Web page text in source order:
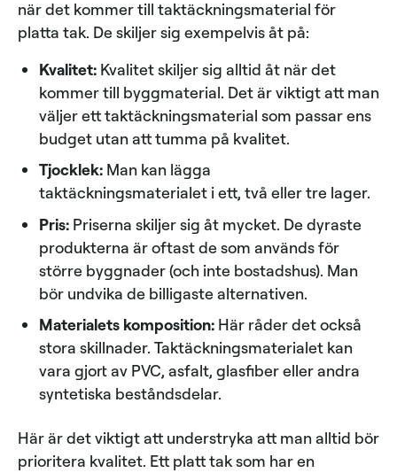
när det kommer till taktäckningsmaterial för
platta tak. De skiljer sig exempelvis åt på:
Kvalitet: Kvalitet skiljer sig alltid åt när det
kommer till byggmaterial. Det är viktigt att man
väljer ett taktäckningsmaterial som passar ens
budget utan att tumma på kvalitet.
Tjocklek: Man kan lägga
taktäckningsmaterialet i ett, två eller tre lager.
Pris: Priserna skiljer sig åt mycket. De dyraste
produkterna är oftast de som används för
större byggnader (och inte bostadshus). Man
bör undvika de billigaste alternativen.
Materialets komposition: Här råder det också
stora skillnader. Taktäckningsmaterialet kan
vara gjort av PVC, asfalt, glasfiber eller andra
syntetiska beståndsdelar.
Här är det viktigt att understryka att man alltid bör
prioritera kvalitet. Ett platt tak som har en